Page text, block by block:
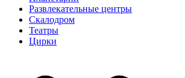
Развлекательные центры
Скалодром
Театры
Цирки